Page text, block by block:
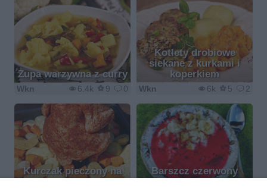
Zupa warzywna z curry
6.4k 9 0
Wkn
Kotlety drobiowe
siekane z kurkami i
koperkiem
6k 5 2
Wkn
Kurczak pieczony na
butelce
Barszcz czerwony
zabielany